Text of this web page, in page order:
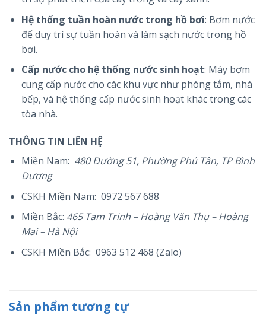
Hệ thống tuần hoàn nước trong hồ bơi: Bơm nước
để duy trì sự tuần hoàn và làm sạch nước trong hồ
bơi.
Cấp nước cho hệ thống nước sinh hoạt: Máy bơm
cung cấp nước cho các khu vực như phòng tắm, nhà
bếp, và hệ thống cấp nước sinh hoạt khác trong các
tòa nhà.
THÔNG TIN LIÊN HỆ
Miền Nam: 480 Đường 51, Phường Phú Tân, TP Bình
Dương
CSKH Miền Nam: 0972 567 688
Miền Bắc: 465 Tam Trinh – Hoàng Văn Thụ – Hoàng
Mai – Hà Nội
CSKH Miền Bắc: 0963 512 468 (Zalo)
Sản phẩm tương tự